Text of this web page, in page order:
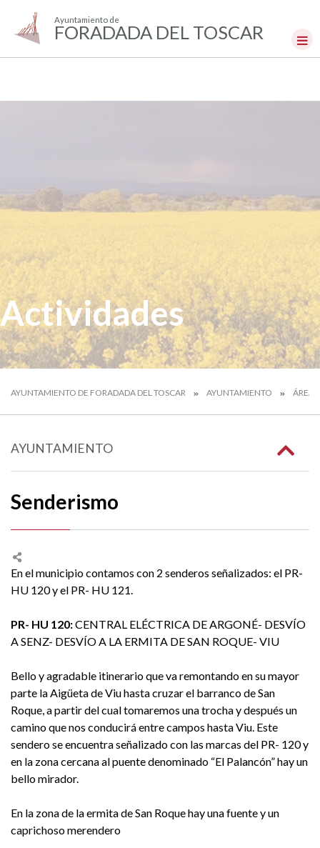
Ayuntamiento de
FORADADA DEL TOSCAR
Actividades
AYUNTAMIENTO DE FORADADA DEL TOSCAR AYUNTAMIENTO ÁREAS
AYUNTAMIENTO
Senderismo
En el municipio contamos con 2 senderos señalizados: el PR-
HU 120 y el PR- HU 121.
PR- HU 120:CENTRAL ELÉCTRICA DE ARGONÉ- DESVÍO
A SENZ- DESVÍO A LA ERMITA DE SAN ROQUE- VIU
Bello y agradable itinerario que va remontando en su mayor
parte la Aigüeta de Viu hasta cruzar el barranco de San
Roque, a partir del cual tomaremos una trocha y después un
camino que nos conducirá entre campos hasta Viu. Este
sendero se encuentra señalizado con las marcas del PR- 120 y
en la zona cercana al puente denominado “El Palancón” hay un
bello mirador.
En la zona de la ermita de San Roque hay una fuente y un
caprichoso merendero